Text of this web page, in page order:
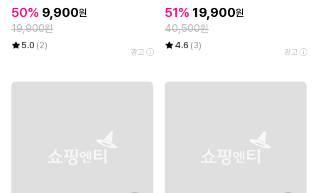
50% 9,900원
19,900원
5.0 (2)
광고
2매*3개
51% 19,900원
40,500원
4.6 (3)
광고